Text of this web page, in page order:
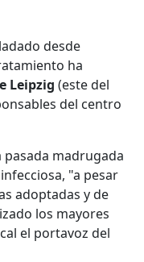
desde
ha
Leipzig (este del
del centro
pasada madrugada
"a pesar
adoptadas y de
los mayores
el portavoz del